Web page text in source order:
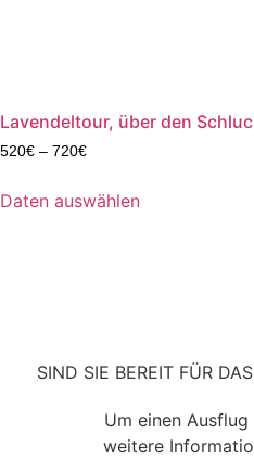
Lavendeltour, über den
520€ – 720€
Daten auswählen
SIND SIE BEREIT FÜR
Um einen
weitere